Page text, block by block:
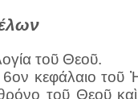
τοῦ Θεοῦ.
κεφάλαιο τοῦ
θρόνο τοῦ Θεοῦ